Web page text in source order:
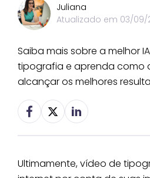
Juliana
Atualizado em 03/09/
Saiba mais sobre a melhor
tipografia e aprenda como
alcançar os melhores
Ultimamente, vídeo de